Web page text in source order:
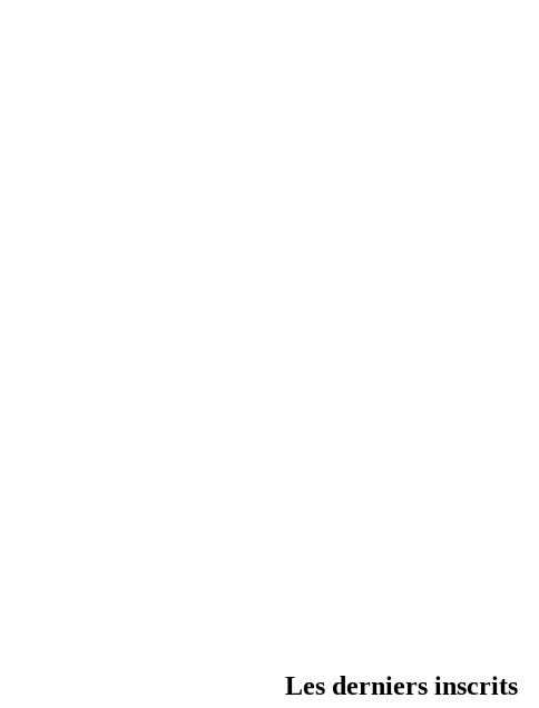
Les derniers inscrits